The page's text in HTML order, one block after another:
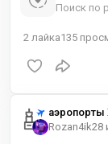
Поиск по
2 лайка135
аэропорты
Rozan4ik28